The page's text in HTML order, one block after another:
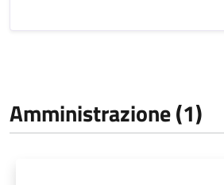
Amministrazione (1)